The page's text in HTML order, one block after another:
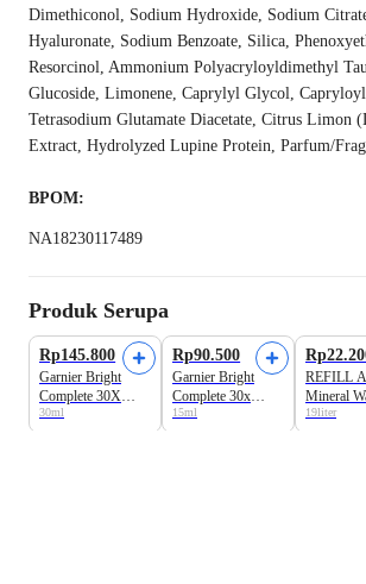
Dimethiconol, Sodium Hydroxide, Sodium
Hyaluronate, Sodium Benzoate, Silica,
Resorcinol, Ammonium Polyacryloyldimethyl
Glucoside, Limonene, Caprylyl Glycol,
Tetrasodium Glutamate Diacetate, Citrus Limon
Extract, Hydrolyzed Lupine Protein, Parfum/
BPOM:
NA18230117489
Produk Serupa
Rp145.800
Garnier Bright
Complete 30X
Vitamin C Booster
30ml
Rp90.500
Garnier Bright
Complete 30x
Vitamin C Booster
15ml
REFILL
Mineral
Galon
19liter